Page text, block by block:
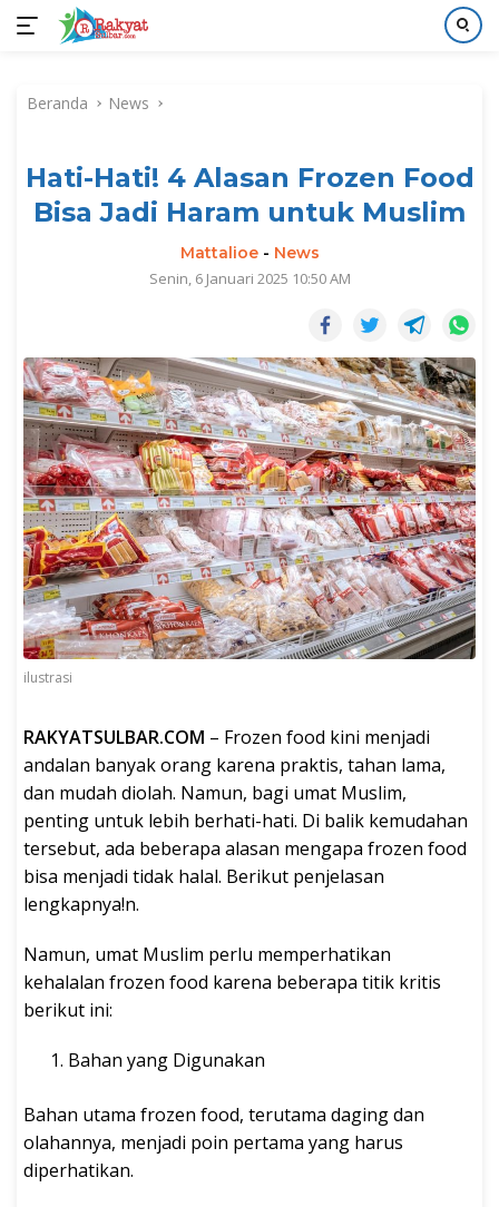
kontenBeranda News
Hati-Hati! 4 Alasan Frozen Food
Bisa Jadi Haram untuk Muslim
Mattalioe- News
Senin, 6 Januari 2025 10:50 AM
ilustrasi
RAKYATSULBAR.COM – Frozen food kini menjadi
andalan banyak orang karena praktis, tahan lama,
dan mudah diolah. Namun, bagi umat Muslim,
penting untuk lebih berhati-hati. Di balik kemudahan
tersebut, ada beberapa alasan mengapa frozen food
bisa menjadi tidak halal. Berikut penjelasan
lengkapnya!n.
Namun, umat Muslim perlu memperhatikan
kehalalan frozen food karena beberapa titik kritis
berikut ini:
Bahan yang Digunakan
Bahan utama frozen food, terutama daging dan
olahannya, menjadi poin pertama yang harus
diperhatikan.